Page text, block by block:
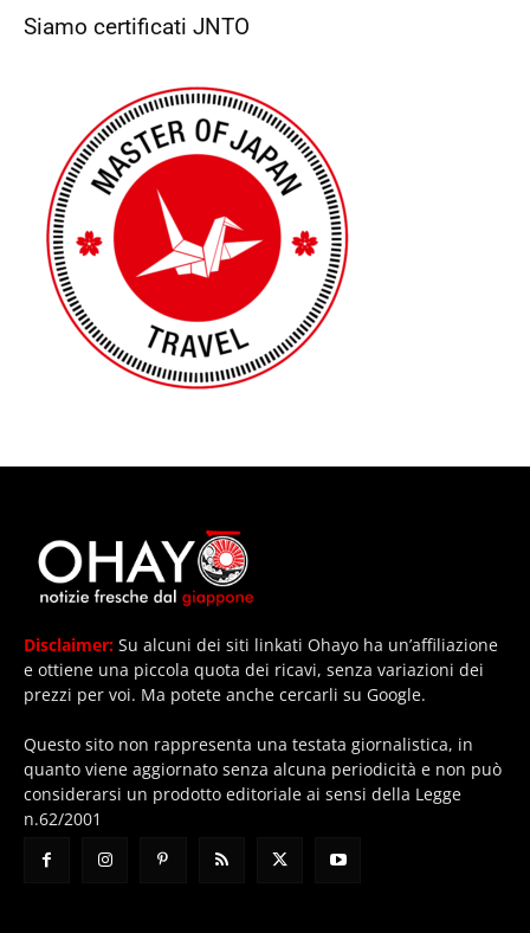
Siamo certificati JNTO
Disclaimer: Su alcuni dei siti linkati Ohayo ha un’affiliazione
e ottiene una piccola quota dei ricavi, senza variazioni dei
prezzi per voi. Ma potete anche cercarli su Google.
Questo sito non rappresenta una testata giornalistica, in
quanto viene aggiornato senza alcuna periodicità e non può
considerarsi un prodotto editoriale ai sensi della Legge
n.62/2001